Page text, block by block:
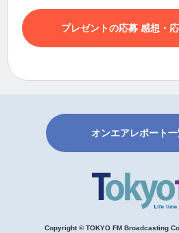
プレゼントの応募 感想・
オンエアレポート
Copyright © TOKYO FM Broadcasting